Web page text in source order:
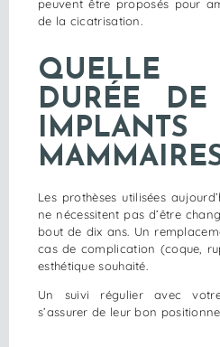
peuvent être proposés pour
de la cicatrisation.
QUELLE
DURÉE
IMPLANTS
Les prothèses utilisées
ne nécessitent pas d’être
bout de dix ans. Un
cas de complication (coque,
esthétique souhaité.
Un suivi régulier avec
s’assurer de leur bon